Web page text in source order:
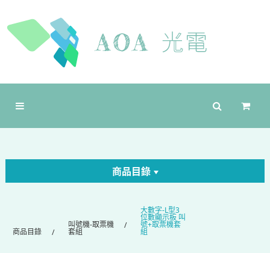
商品目錄
商品目錄
叫號機-取票機
套組
大數字-L型3
位數顯示板 叫
號+取票機套
組